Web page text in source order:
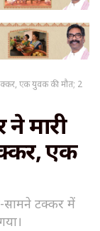
टक्कर, एक युवक की मौत; 2
ने मारी
एक
सामने टक्कर में